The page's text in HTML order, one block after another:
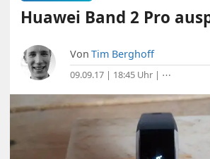
Huawei Band 2 Pro
Von Tim Berghoff
09.09.17 | 18:45 Uhr | ⋯